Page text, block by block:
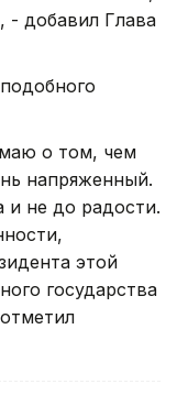
- добавил Глава
о том, чем
напряженный.
и не до радости.
этой
государства